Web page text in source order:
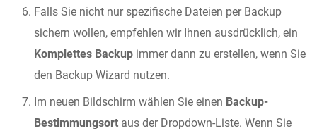
Falls Sie nicht nur spezifische Dateien per Backup
sichern wollen, empfehlen wir Ihnen ausdrücklich, ein
Komplettes Backup immer dann zu erstellen, wenn Sie
den Backup Wizard nutzen.
Im neuen Bildschirm wählen Sie einen Backup-
Bestimmungsort aus der Dropdown-Liste. Wenn Sie